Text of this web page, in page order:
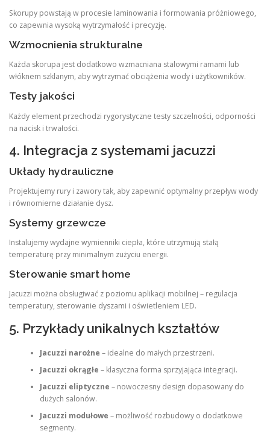
Skorupy powstają w procesie laminowania i formowania próżniowego,
co zapewnia wysoką wytrzymałość i precyzję.
Wzmocnienia strukturalne
Każda skorupa jest dodatkowo wzmacniana stalowymi ramami lub
włóknem szklanym, aby wytrzymać obciążenia wody i użytkowników.
Testy jakości
Każdy element przechodzi rygorystyczne testy szczelności, odporności
na nacisk i trwałości.
4. Integracja z systemami jacuzzi
Układy hydrauliczne
Projektujemy rury i zawory tak, aby zapewnić optymalny przepływ wody
i równomierne działanie dysz.
Systemy grzewcze
Instalujemy wydajne wymienniki ciepła, które utrzymują stałą
temperaturę przy minimalnym zużyciu energii.
Sterowanie smart home
Jacuzzi można obsługiwać z poziomu aplikacji mobilnej – regulacja
temperatury, sterowanie dyszami i oświetleniem LED.
5. Przykłady unikalnych kształtów
Jacuzzi narożne – idealne do małych przestrzeni.
Jacuzzi okrągłe – klasyczna forma sprzyjająca integracji.
Jacuzzi eliptyczne – nowoczesny design dopasowany do
dużych salonów.
Jacuzzi modułowe – możliwość rozbudowy o dodatkowe
segmenty.